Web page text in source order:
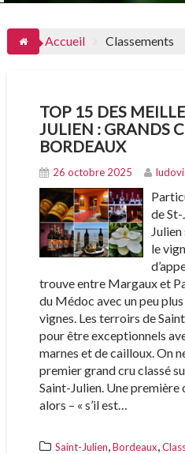
Accueil Classements
TOP 15 DES
JULIEN : GRANDS
BORDEAUX
26 octobre 2025
de St-
le
trouve entre Margaux et
du Médoc avec un peu
vignes. Les terroirs de
pour être exceptionnels
marnes et de cailloux. On
premier grand cru classé
Saint-Julien. Une première
alors – « s’il est…
Saint-Julien,Bordeaux,